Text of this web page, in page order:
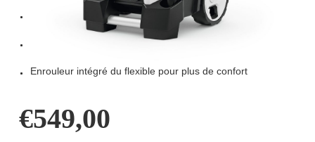
Nettoyeur haute pression pour la maison et le jardin avec
enrouleur intégré du flexible
Nettoyeur haute-pression puissant pour les utilisateurs
Enrouleur intégré du flexible pour plus de confort
€549,00